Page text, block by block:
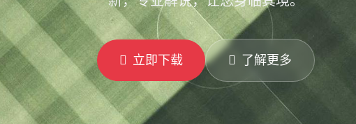
立即下载 了解更多